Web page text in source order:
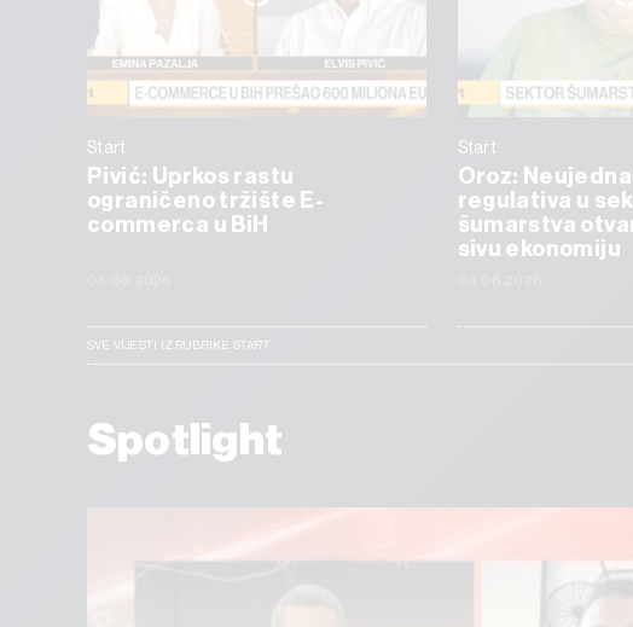
Start
Pivić: Uprkos rastu
ograničeno tržište E-
commerca u BiH
Start
Oroz:
regulativa u
šumarstva
sivu ekonomiju
SVE VIJESTI IZ RUBRIKE START
Spotlight